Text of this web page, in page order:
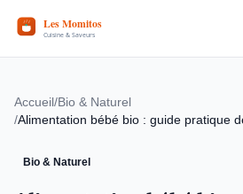
Accueil/Bio & Naturel
/Alimentation bébé bio : guide pratique
Bio & Naturel